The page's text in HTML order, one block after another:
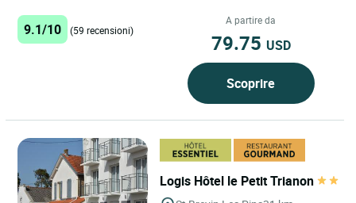
atlantica, tra l’effervescenza...
9.1/10 (59 recensioni)
A partire da
79.75 USD
Scoprire
Logis Hôtel le Petit Trianon